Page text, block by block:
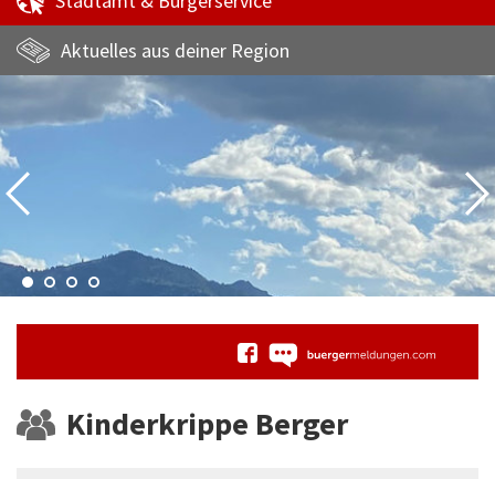
Aktuelles aus deiner Region
Kinderkrippe Berger